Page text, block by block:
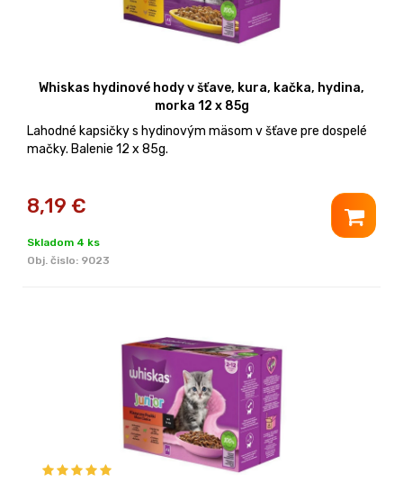
Whiskas hydinové hody v šťave, kura, kačka, hydina,
morka 12 x 85g
Lahodné kapsičky s hydinovým mäsom v šťave pre dospelé
mačky. Balenie 12 x 85g.
8,19 €
Skladom 4 ks
Obj. čislo: 9023